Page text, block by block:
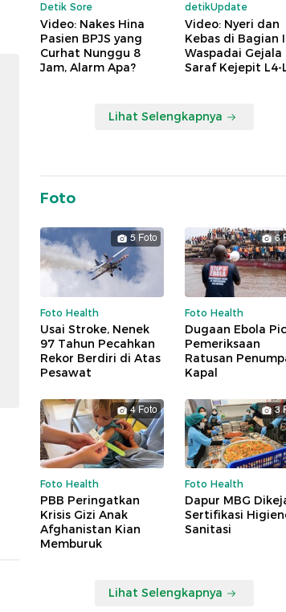
Detik Sore
Video: Nakes Hina
Pasien BPJS yang
Curhat Nunggu 8
Jam, Alarm Apa?
detikUpdate
Video: Nyeri dan
Kebas di Bagian
Waspadai Gejala
Saraf Kejepit L4-
Lihat Selengkapnya
Foto
5 Foto
Foto Health
Usai Stroke, Nenek
97 Tahun Pecahkan
Rekor Berdiri di Atas
Pesawat
6
Foto Health
Dugaan Ebola
Pemeriksaan
Ratusan
Kapal
4 Foto
Foto Health
PBB Peringatkan
Krisis Gizi Anak
Afghanistan Kian
Memburuk
3
Foto Health
Dapur MBG
Sertifikasi
Sanitasi
Lihat Selengkapnya